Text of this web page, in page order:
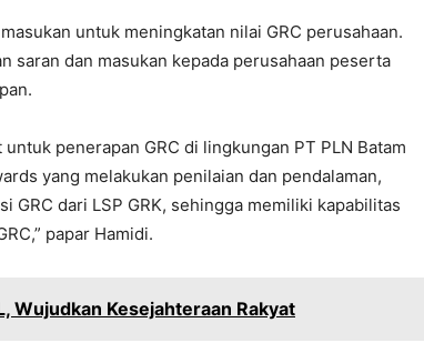
untuk meningkatan nilai GRC perusahaan.
saran dan masukan kepada perusahaan peserta
penerapan GRC di lingkungan PT PLN Batam
yang melakukan penilaian dan pendalaman,
GRC dari LSP GRK, sehingga memiliki kapabilitas
papar Hamidi.
Wujudkan Kesejahteraan Rakyat